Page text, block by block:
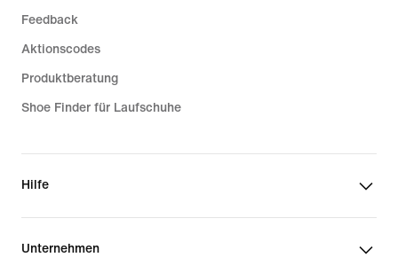
Feedback
Aktionscodes
Produktberatung
Shoe Finder für Laufschuhe
Hilfe
Unternehmen